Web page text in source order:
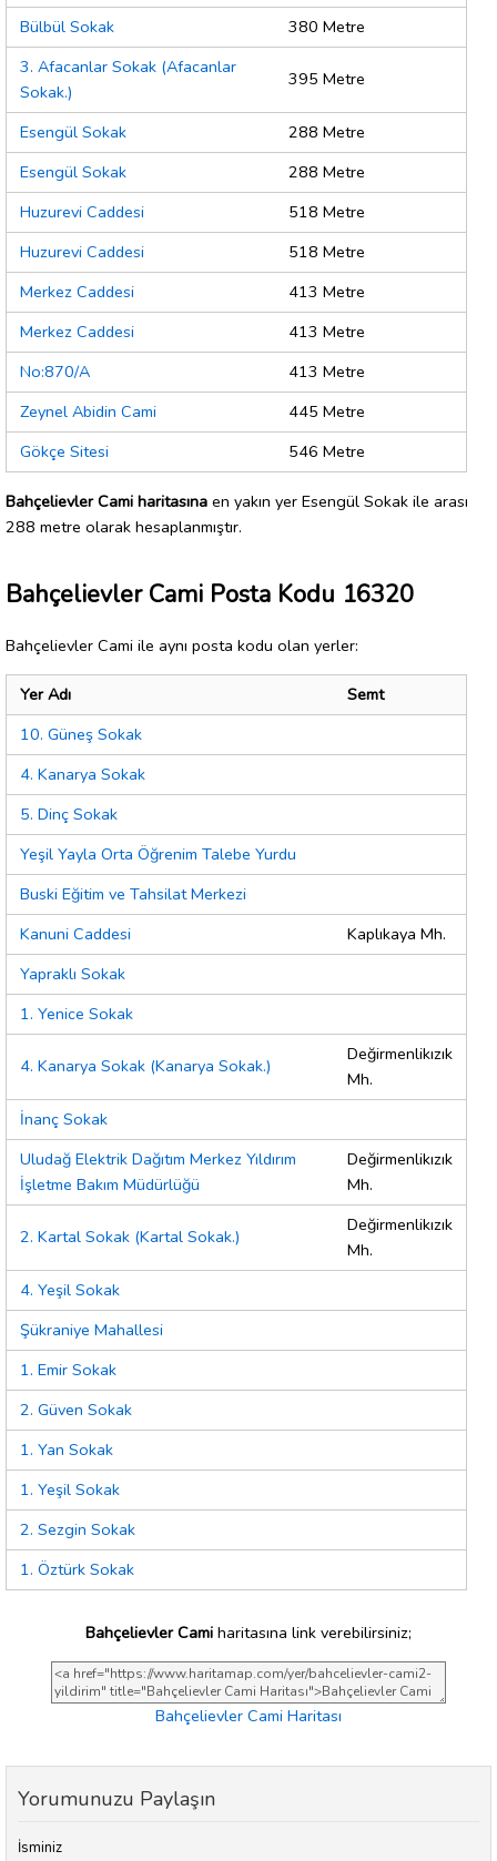
Bülbül Sokak
380 Metre
3. Afacanlar Sokak (Afacanlar
Sokak.)
395 Metre
Esengül Sokak
288 Metre
Esengül Sokak
288 Metre
Huzurevi Caddesi
518 Metre
Huzurevi Caddesi
518 Metre
Merkez Caddesi
413 Metre
Merkez Caddesi
413 Metre
No:870/A
413 Metre
Zeynel Abidin Cami
445 Metre
Gökçe Sitesi
546 Metre
Bahçelievler Cami haritasına en yakın yer Esengül Sokak ile arası
288 metre olarak hesaplanmıştır.
Bahçelievler Cami Posta Kodu 16320
Bahçelievler Cami ile aynı posta kodu olan yerler:
Yer Adı
Semt
10. Güneş Sokak
4. Kanarya Sokak
5. Dinç Sokak
Yeşil Yayla Orta Öğrenim Talebe Yurdu
Buski Eğitim ve Tahsilat Merkezi
Kanuni Caddesi
Kaplıkaya Mh.
Yapraklı Sokak
1. Yenice Sokak
4. Kanarya Sokak (Kanarya Sokak.)
Değirmenlikızık
Mh.
İnanç Sokak
Uludağ Elektrik Dağıtım Merkez Yıldırım
İşletme Bakım Müdürlüğü
Değirmenlikızık
Mh.
2. Kartal Sokak (Kartal Sokak.)
Değirmenlikızık
Mh.
4. Yeşil Sokak
Şükraniye Mahallesi
1. Emir Sokak
2. Güven Sokak
1. Yan Sokak
1. Yeşil Sokak
2. Sezgin Sokak
1. Öztürk Sokak
Bahçelievler Cami haritasına link verebilirsiniz;
Bahçelievler Cami Haritası
Yorumunuzu Paylaşın
İsminiz